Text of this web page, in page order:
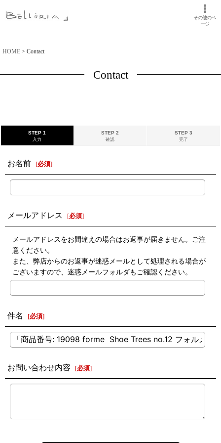
その他のペ
ージ
HOME > Contact
Contact
STEP 1
入力
STEP 2
確認
STEP 3
完了
お名前 [必須]
メールアドレス [必須]
メールアドレスをお間違えの場合はお返事が届きません。ご注
意ください。
また、弊店からのお返事が迷惑メールとして処理される場合が
ございますので、迷惑メールフォルダもご確認ください。
件名 [必須]
お問い合わせ内容 [必須]